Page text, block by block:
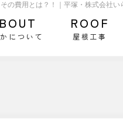
の費用とは？！｜平塚・株式会社
について
ROOF
屋根工事